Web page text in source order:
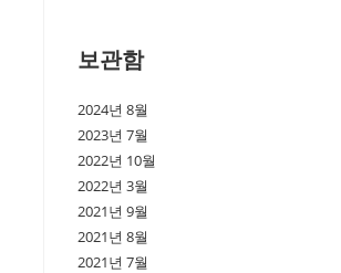
보관함
2024년 8월
2023년 7월
2022년 10월
2022년 3월
2021년 9월
2021년 8월
2021년 7월